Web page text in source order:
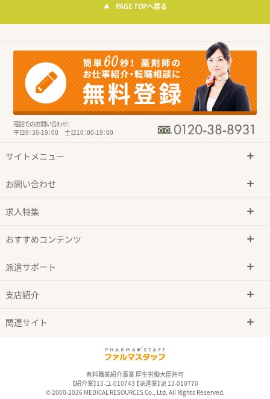
PAGE TOPへ戻る
電話でのお問い合わせ：
平日9：30-19：00 土日10：00-19：00
サイトメニュー
お問い合わせ
求人特集
おすすめコンテンツ
派遣サポート
支店紹介
関連サイト
有料職業紹介事業 厚生労働大臣許可
【紹介業】13-ユ-010743 【派遣業】派 13-010770
© 2000-2026 MEDICAL RESOURCES Co., Ltd. All Rights Reserved.